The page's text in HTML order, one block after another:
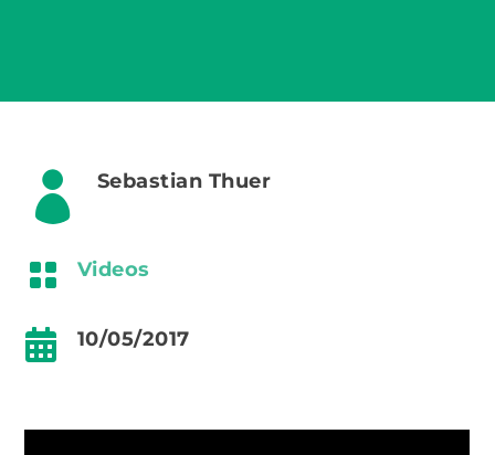
 Sebastian Thuer
 Videos
 10/05/2017